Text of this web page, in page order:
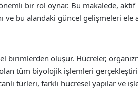
bir rol oynar. Bu makalede,
ve bu alandaki güncel gelişmeleri ele
birimlerden oluşur. Hücreler,
tüm biyolojik işlemleri
türleri, farklı hücresel yapılar ve